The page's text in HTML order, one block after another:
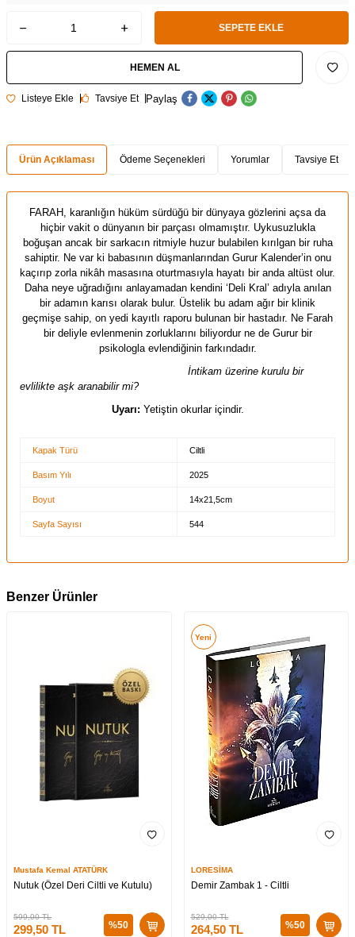
SEPETE EKLE
HEMEN AL
Listeye Ekle Tavsiye Et Paylaş
Ürün Açıklaması Ödeme Seçenekleri Yorumlar Tavsiye Et
FARAH, karanlığın hüküm sürdüğü bir dünyaya gözlerini açsa da
hiçbir vakit o dünyanın bir parçası olmamıştır. Uykusuzlukla
boğuşan ancak bir sarkacın ritmiyle huzur bulabilen kırılgan bir ruha
sahiptir. Ne var ki babasının düşmanlarından Gurur Kalender’in onu
kaçırıp zorla nikâh masasına oturtmasıyla hayatı bir anda altüst olur.
Daha neye uğradığını anlayamadan kendini ‘Deli Kral’ adıyla anılan
bir adamın karısı olarak bulur. Üstelik bu adam ağır bir klinik
geçmişe sahip, on yedi kayıtlı raporu bulunan bir hastadır. Ne Farah
bir deliyle evlenmenin zorluklarını biliyordur ne de Gurur bir
psikologla evlendiğinin farkındadır.
İntikam üzerine kurulu bir
evlilikte aşk aranabilir mi?
Uyarı: Yetiştin okurlar içindir.
Kapak Türü Ciltli
Basım Yılı 2025
Boyut 14x21,5cm
Sayfa Sayısı 544
Benzer Ürünler
Mustafa Kemal ATATÜRK
Nutuk (Özel Deri Ciltli ve Kutulu)
599,00TL
299,50 TL %50
Yeni
LORESİMA
Demir Zambak 1 - Ciltli
529,00TL
264,50TL %50